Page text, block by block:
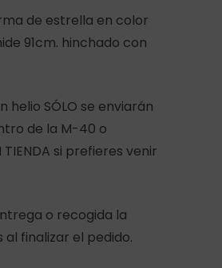
de estrella en color
91cm. hinchado con
helio SÓLO se enviarán
de la M-40 o
TIENDA si prefieres venir
o recogida la
finalizar el pedido.